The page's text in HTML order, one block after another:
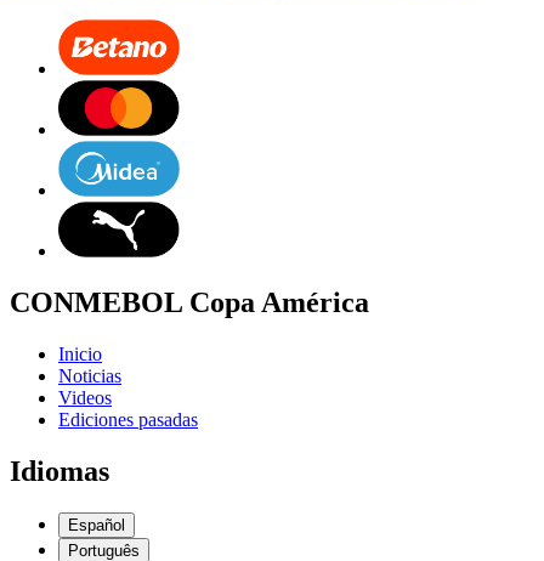
CONMEBOL Copa América
Inicio
Noticias
Videos
Ediciones pasadas
Idiomas
Español
Português